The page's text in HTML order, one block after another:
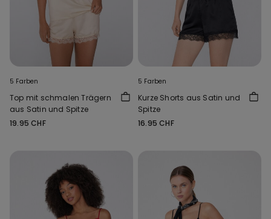
5 Farben
Top mit schmalen Trägern
aus Satin und Spitze
19.95 CHF
5 Farben
Kurze Shorts aus Satin und
Spitze
16.95 CHF